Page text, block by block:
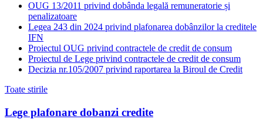
OUG 13/2011 privind dobânda legală remuneratorie și
penalizatoare
Legea 243 din 2024 privind plafonarea dobânzilor la creditele
IFN
Proiectul OUG privind contractele de credit de consum
Proiectul de Lege privind contractele de credit de consum
Decizia nr.105/2007 privind raportarea la Biroul de Credit
Toate stirile
Lege plafonare dobanzi credite